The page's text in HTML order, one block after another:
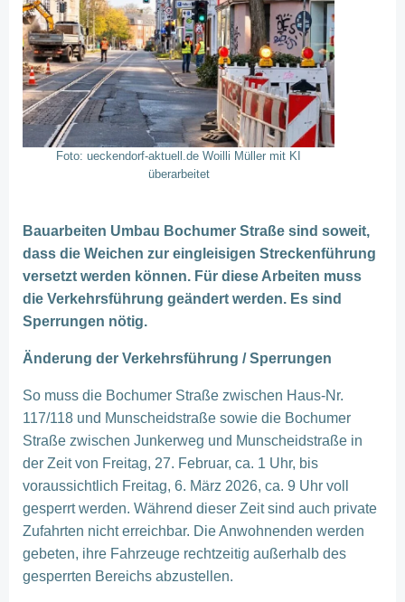
Foto: ueckendorf-aktuell.de Woilli Müller mit KI
überarbeitet
Bauarbeiten Umbau Bochumer Straße sind soweit,
dass die Weichen zur eingleisigen Streckenführung
versetzt werden können. Für diese Arbeiten muss
die Verkehrsführung geändert werden. Es sind
Sperrungen nötig.
Änderung der Verkehrsführung / Sperrungen
So muss die Bochumer Straße zwischen Haus-Nr.
117/118 und Munscheidstraße sowie die Bochumer
Straße zwischen Junkerweg und Munscheidstraße in
der Zeit von Freitag, 27. Februar, ca. 1 Uhr, bis
voraussichtlich Freitag, 6. März 2026, ca. 9 Uhr voll
gesperrt werden. Während dieser Zeit sind auch private
Zufahrten nicht erreichbar. Die Anwohnenden werden
gebeten, ihre Fahrzeuge rechtzeitig außerhalb des
gesperrten Bereichs abzustellen.